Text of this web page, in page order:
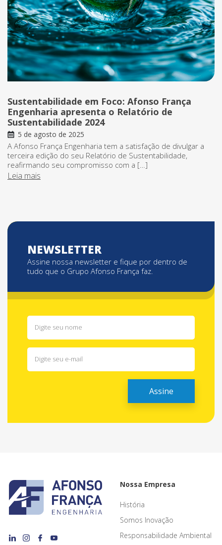
Sustentabilidade em Foco: Afonso França
Engenharia apresenta o Relatório de
Sustentabilidade 2024
5 de agosto de 2025
A Afonso França Engenharia tem a satisfação de divulgar a
terceira edição do seu Relatório de Sustentabilidade,
reafirmando seu compromisso com a […]
Leia mais
NEWSLETTER
Assine nossa newsletter e fique por dentro de
tudo que o Grupo Afonso França faz.
Nossa Empresa
História
Somos Inovação
Responsabilidade Ambiental